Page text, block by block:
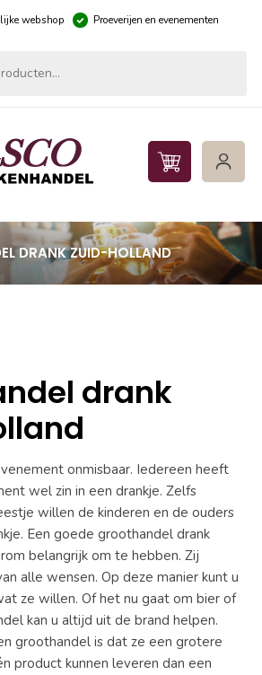
webshop Proeverijen en evenementen
DRANK ZUID-HOLLAND
drank
onmisbaar. Iedereen heeft
wel zin in een drankje. Zelfs
willen de kinderen en de ouders
Een goede groothandel drank
belangrijk om te hebben. Zij
alle wensen. Op deze manier kunt u
ze willen. Of het nu gaat om bier of
kan u altijd uit de brand helpen.
groothandel is dat ze een grotere
product kunnen leveren dan een